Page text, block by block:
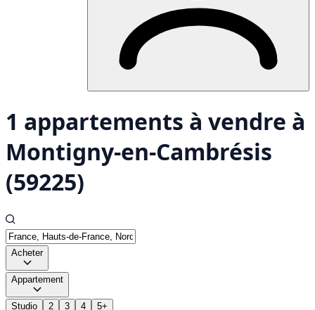
1 appartements à vendre à
Montigny-en-Cambrésis
(59225)
Acheter
Appartement
Studio 2 3 4
5+